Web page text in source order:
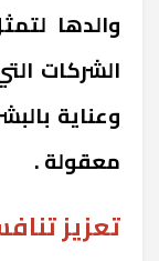
والدها
الشركات
وعناية
معقولة .
تعزيز